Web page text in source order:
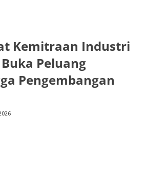
Kemitraan Industri
Peluang
Pengembangan